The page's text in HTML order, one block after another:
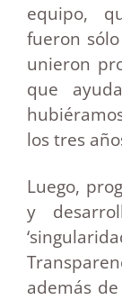
equipo,
fueron
unieron
que
los tres
Luego,
y
además